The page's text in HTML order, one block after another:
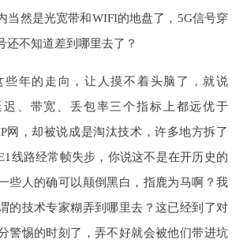
当然是光宽带和WIFI的地盘了，5G信号穿
还不知道差到哪里去了？
些年的走向，让人摸不着头脑了，就说
迟、带宽、丢包率三个指标上都远优于
网，却被说成是淘汰技术，许多地方拆了
线路经常帧失步，你说这不是在开历史的
些人的确可以颠倒黑白，指鹿为马啊？我
的技术专家糊弄到哪里去？这已经到了对
警惕的时刻了，弄不好就会被他们带进坑